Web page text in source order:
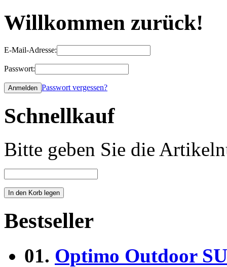
Willkommen zurück!
E-Mail-Adresse:
Passwort:
Passwort vergessen?
Schnellkauf
Bitte geben Sie die
Bestseller
01. Optimo Outdoor